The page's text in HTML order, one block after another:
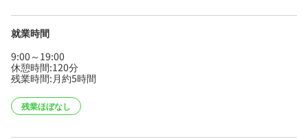
就業時間
9:00～19:00
休憩時間:120分
残業時間:月約5時間
残業ほぼなし